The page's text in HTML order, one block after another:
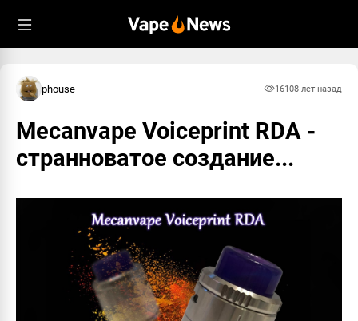
phouse 16108 лет назад
Mecanvape Voiceprint RDA -
странноватое создание...